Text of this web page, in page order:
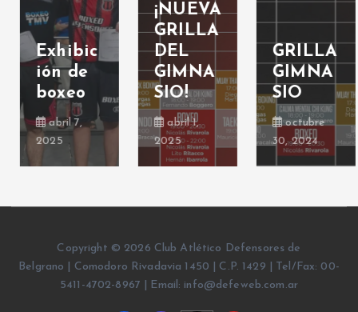
Exhibic
ión de
boxeo
abril 7,
2025
¡NUEVA
GRILLA
DEL
GIMNA
SIO!
abril 1,
2025
GRILLA
GIMNA
SIO
octubre
30, 2024
Copyright © 2026 Club Atlético Defensores de
Belgrano | Comodoro Rivadavia 1450 | C.P. 1429 | Tel/Fax: 00-
5411-4702-8967 | Email: info@defeweb.com.ar